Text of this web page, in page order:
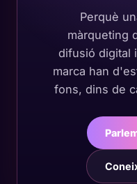
Perquè
màrqueting
difusió digital
marca han
fons, dins de